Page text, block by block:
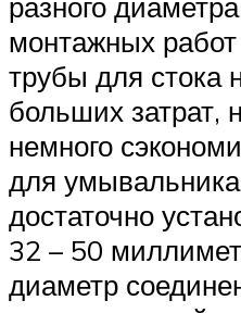
монтажных
трубы для стока
больших затрат,
немного
для
достаточно
32 – 50
диаметр